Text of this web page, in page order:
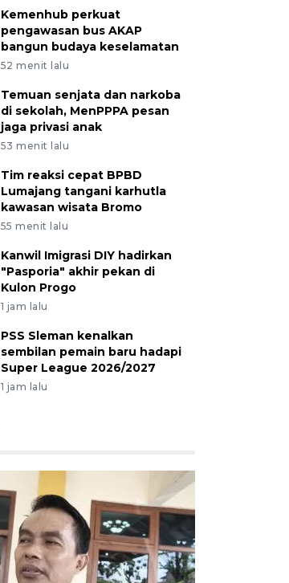
Kemenhub perkuat
pengawasan bus AKAP
bangun budaya keselamatan
52 menit lalu
Temuan senjata dan narkoba
di sekolah, MenPPPA pesan
jaga privasi anak
53 menit lalu
Tim reaksi cepat BPBD
Lumajang tangani karhutla
kawasan wisata Bromo
55 menit lalu
Kanwil Imigrasi DIY hadirkan
"Pasporia" akhir pekan di
Kulon Progo
1 jam lalu
PSS Sleman kenalkan
sembilan pemain baru hadapi
Super League 2026/2027
1 jam lalu